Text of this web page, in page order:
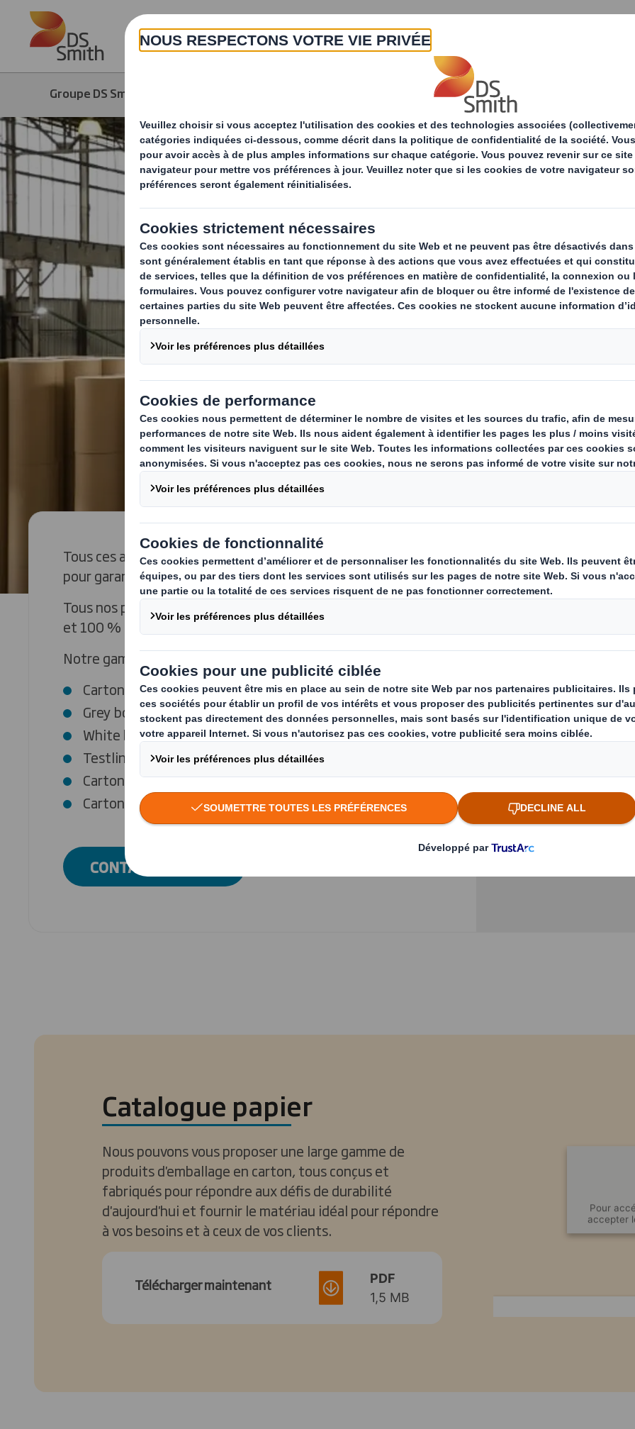
Skip to main content
A propos Produits & Services
Groupe DS Smith Gamme de papiers Nos produits
DS Smith
de
l’industrie
Tous ces articles sont fabriqués sur des machines de pointe
pour garantir la qualité et la rentabilité.
Tous nos produits sont fabriqués à partir de fibres durables
et 100 % recyclables.
Notre gamme de papiers spéciaux comprend:
Carton pour plaques de plâtre
Grey board
White board
Testliner 1&2 / Testliner White 21
Carton pour mandrin / carton pour canettes
Carton plat
CONTACTEZ-NOUS
Carousel. Use
Previous slide
Catalogue papier
Nous pouvons vous proposer une large gamme de
produits d'emballage en carton, tous conçus et
fabriqués pour répondre aux défis de durabilité
d'aujourd'hui et fournir le matériau idéal pour répondre
à vos besoins et à ceux de vos clients.
Télécharger maintenant
PDF
1,5 MB
Pour
accepter